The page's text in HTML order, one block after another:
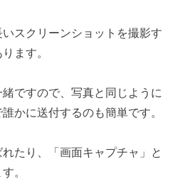
スクリーンショットを撮影す
ます。
ですので、写真と同じように
かに送付するのも簡単です。
たり、「画面キャプチャ」と
。